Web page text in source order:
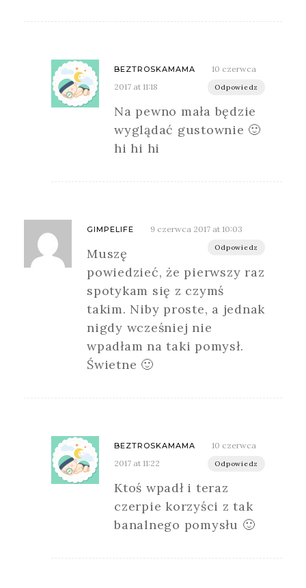
BEZTROSKAMAMA
10 czerwca
2017 at 11:18
Odpowiedz
Na pewno mała będzie
wyglądać gustownie 🙂
hi hi hi
GIMPELIFE 9 czerwca 2017 at 10:03
Odpowiedz
Muszę
powiedzieć, że pierwszy raz
spotykam się z czymś
takim. Niby proste, a jednak
nigdy wcześniej nie
wpadłam na taki pomysł.
Świetne 🙂
BEZTROSKAMAMA
10 czerwca
2017 at 11:22
Odpowiedz
Ktoś wpadł i teraz
czerpie korzyści z tak
banalnego pomysłu 🙂